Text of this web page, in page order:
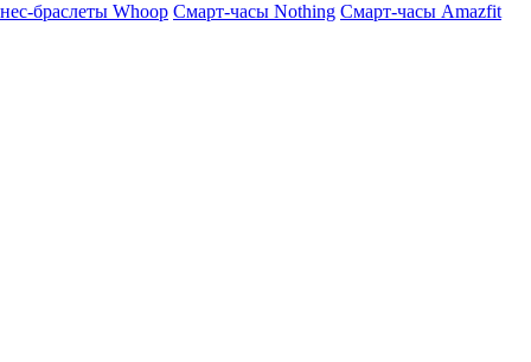
браслеты Whoop Смарт-часы Nothing Смарт-часы Amazfit